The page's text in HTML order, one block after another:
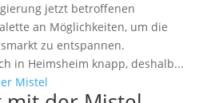
jetzt betroffenen
an Möglichkeiten, um die
zu entspannen.
in Heimsheim knapp, deshalb...